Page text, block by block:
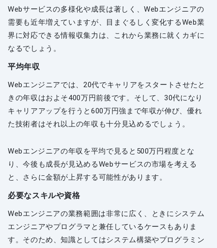
Webサービスの多様化や成長は著しく、Webエンジニアの
需要も近年増えていますが、目まぐるしく変化するWeb業
界に対応できる情報収集力は、これから業務に就くカギに
なるでしょう。
平均年収
Webエンジニアでは、20代でキャリアをスタートさせたと
きの年収はおよそ400万円前後です。そして、30代になり
キャリアアップを行うと600万円強まで年収が伸び、優れ
た技術者はそれ以上の年収も十分見込めるでしょう。
Webエンジニアの年収を平均で見ると500万円程度とな
り、今後も成長が見込めるWebサービスの市場を考える
と、さらに金額が上昇する可能性があります。
必要なスキルや資格
Webエンジニアの業務範囲は非常に広く、ときにシステム
エンジニアやプログラマと兼任しているケースもありま
す。そのため、知識としてはシステム構築やプログラミン